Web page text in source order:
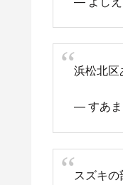
何いま
スズキの
— あいあ
すっごい
— yukaa